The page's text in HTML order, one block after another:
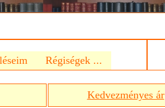
Régiségek ...
Kedvezményes ár